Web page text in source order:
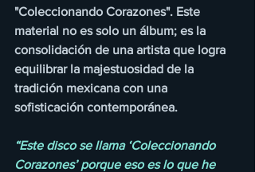
"Coleccionando Corazones". Este
material no es solo un álbum; es la
consolidación de una artista que logra
equilibrar la majestuosidad de la
tradición mexicana con una
sofisticación contemporánea.
“Este disco se llama ‘Coleccionando
Corazones’ porque eso es lo que he